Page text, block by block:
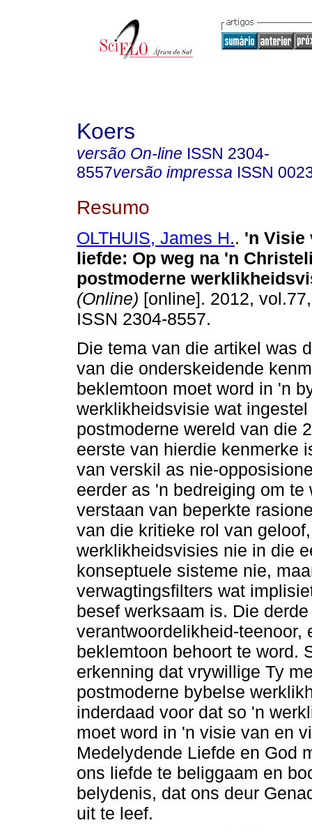
Koers
versão On-line ISSN 2304-
8557versão impressa ISSN
Resumo
OLTHUIS, James H.. 'n Visie
liefde: Op weg na 'n
postmoderne
(Online) [online]. 2012,
ISSN 2304-8557.
Die tema van die artikel was
van die onderskeidende
beklemtoon moet word in 'n
werklikheidsvisie wat
postmoderne wereld van die
eerste van hierdie kenmerke
van verskil as nie-
eerder as 'n bedreiging om
verstaan van beperkte
van die kritieke rol van
werklikheidsvisies nie in die
konseptuele sisteme nie,
verwagtingsfilters wat
besef werksaam is. Die
verantwoordelikheid-teenoor,
beklemtoon behoort te word.
erkenning dat vrywillige Ty
postmoderne bybelse
inderdaad voor dat so 'n
moet word in 'n visie van en
Medelydende Liefde en God
ons liefde te beliggaam en
belydenis, dat ons deur
uit te leef.